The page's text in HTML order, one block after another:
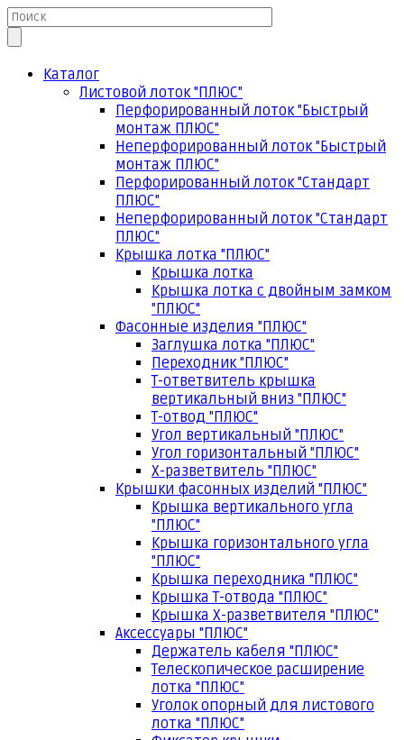
Каталог
Листовой лоток "ПЛЮС"
Перфорированный лоток "Быстрый
монтаж ПЛЮС"
Неперфорированный лоток "Быстрый
монтаж ПЛЮС"
Перфорированный лоток "Стандарт
ПЛЮС"
Неперфорированный лоток "Стандарт
ПЛЮС"
Крышка лотка "ПЛЮС"
Крышка лотка
Крышка лотка с двойным замком
"ПЛЮС"
Фасонные изделия "ПЛЮС"
Заглушка лотка "ПЛЮС"
Переходник "ПЛЮС"
Т-ответвитель крышка
вертикальный вниз "ПЛЮС"
Т-отвод "ПЛЮС"
Угол вертикальный "ПЛЮС"
Угол горизонтальный "ПЛЮС"
Х-разветвитель "ПЛЮС"
Крышки фасонных изделий "ПЛЮС"
Крышка вертикального угла
"ПЛЮС"
Крышка горизонтального угла
"ПЛЮС"
Крышка переходника "ПЛЮС"
Крышка Т-отвода "ПЛЮС"
Крышка Х-разветвителя "ПЛЮС"
Аксессуары "ПЛЮС"
Держатель кабеля "ПЛЮС"
Телескопическое расширение
лотка "ПЛЮС"
Уголок опорный для листового
лотка "ПЛЮС"